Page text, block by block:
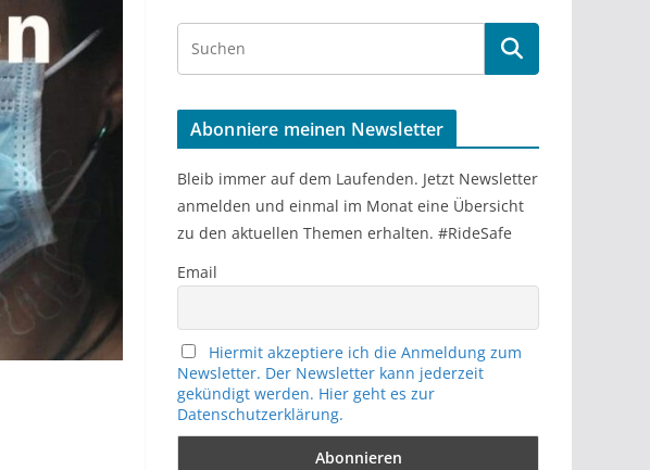
r
h
Abonniere meinen Newsletter
Bleib immer auf dem Laufenden. Jetzt Newsletter
anmelden und einmal im Monat eine Übersicht
zu den aktuellen Themen erhalten. #RideSafe
Email
Hiermit akzeptiere ich die Anmeldung zum
Newsletter. Der Newsletter kann jederzeit
gekündigt werden. Hier geht es zur
Datenschutzerklärung.